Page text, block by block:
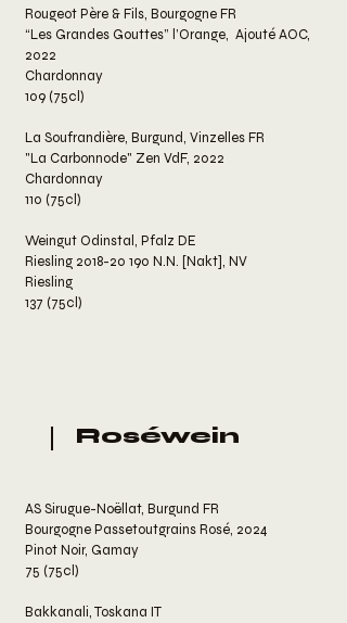
Rougeot Père & Fils, Bourgogne FR
“Les Grandes Gouttes” l’Orange, Ajouté AOC,
2022
Chardonnay
109 (75cl)​
La Soufrandière, Burgund, Vinzelles FR
"La Carbonnode" Zen VdF, 2022
Chardonnay
110 (75cl)
Weingut Odinstal, Pfalz DE
Riesling 2018-20 190 N.N. [Nakt], NV
Riesling
137 (75cl)
Roséwein
AS Sirugue-Noëllat, Burgund FR
Bourgogne Passetoutgrains Rosé, 2024
Pinot Noir, Gamay
75 (75cl)​
Bakkanali, Toskana IT